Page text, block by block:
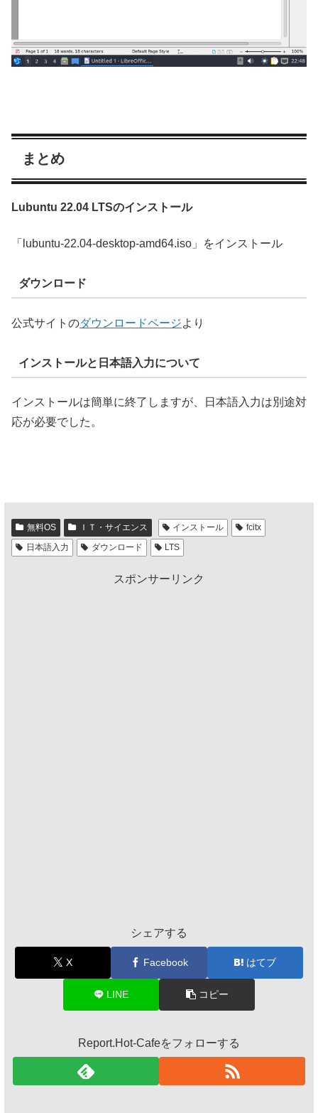
まとめ
Lubuntu 22.04 LTSのインストール
「lubuntu-22.04-desktop-amd64.iso」をインストール
ダウンロード
公式サイトのダウンロードページより
インストールと日本語入力について
インストールは簡単に終了しますが、日本語入力は別途対
応が必要でした。
無料OS ＩＴ・サイエンス インストール
fcitx
日本語入力
ダウンロード LTS
スポンサーリンク
シェアする
X Facebook はてブ
LINE コピー
Report.Hot-Cafeをフォローする